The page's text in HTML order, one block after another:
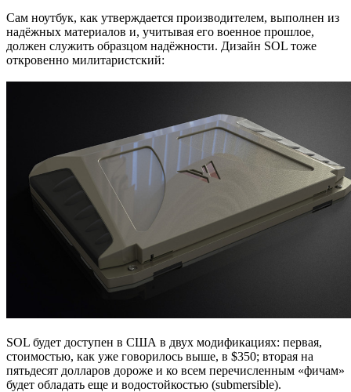
Сам ноутбук, как утверждается производителем, выполнен из
надёжных материалов и, учитывая его военное прошлое,
должен служить образцом надёжности. Дизайн SOL тоже
откровенно милитаристский:
SOL будет доступен в США в двух модификациях: первая,
стоимостью, как уже говорилось выше, в $350; вторая на
пятьдесят долларов дороже и ко всем перечисленным «фичам»
будет обладать еще и водостойкостью (submersible).